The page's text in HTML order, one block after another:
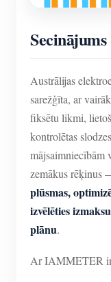
Secinājums
Austrālijas
sarežģīta, ar
fiksētu likmi,
kontrolētas
mājsaimniecībām
zemākus rēķinus
plūsmas,
izvēlēties
plānu.
Ar IAMMETER